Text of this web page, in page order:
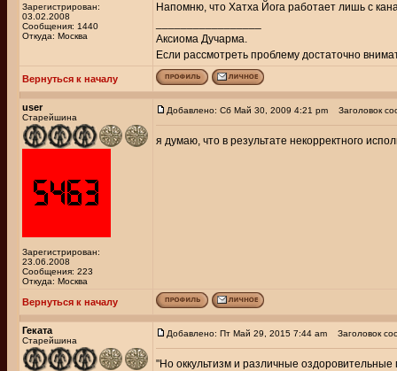
Зарегистрирован:
03.02.2008
Сообщения: 1440
Откуда: Москва
Напомню, что Хатха Йога работает лишь с
Аксиома Дучарма.
Если рассмотреть проблему достаточно
Вернуться к началу
user
Старейшина
Зарегистрирован:
23.06.2008
Сообщения: 223
Откуда: Москва
Добавлено: Сб Май 30, 2009 4:21 pm Заголовок
я думаю, что в результате некорректного
Вернуться к началу
Геката
Старейшина
Добавлено: Пт Май 29, 2015 7:44 am Заголовок
"Но оккультизм и различные